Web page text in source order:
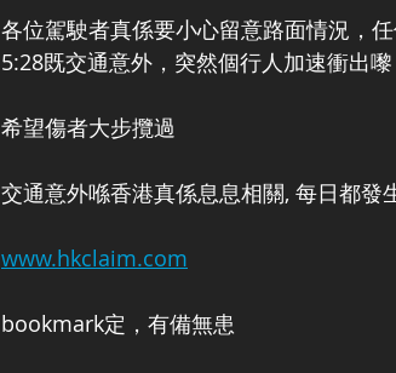
各位駕駛者真係要小心留意路面情況，
5:28既交通意外，突然個行人加速衝出
希望傷者大步攬過
交通意外喺香港真係息息相關, 每日都發
www.hkclaim.com
bookmark定，有備無患